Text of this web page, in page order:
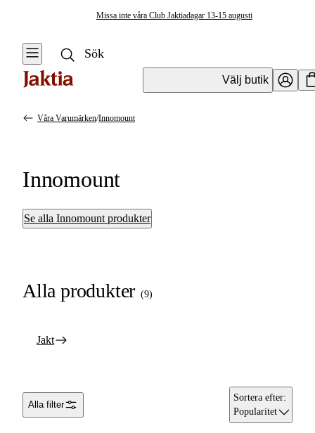
Missa inte våra Club Jaktiadagar 13-15 augusti
Välj butik
Våra Varumärken/Innomount
Innomount
Se alla Innomount produkter
Alla produkter (9)
Jakt
Alla filter
Sortera efter:
Popularitet